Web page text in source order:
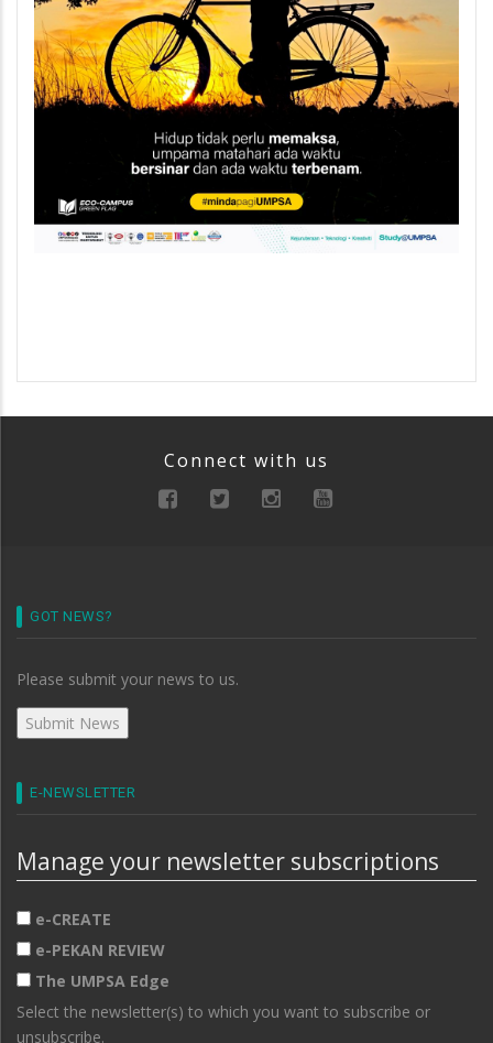
Connect with us
GOT NEWS?
Please submit your news to us.
E-NEWSLETTER
Manage your newsletter subscriptions
e-CREATE
e-PEKAN REVIEW
The UMPSA Edge
Select the newsletter(s) to which you want to subscribe or
unsubscribe.